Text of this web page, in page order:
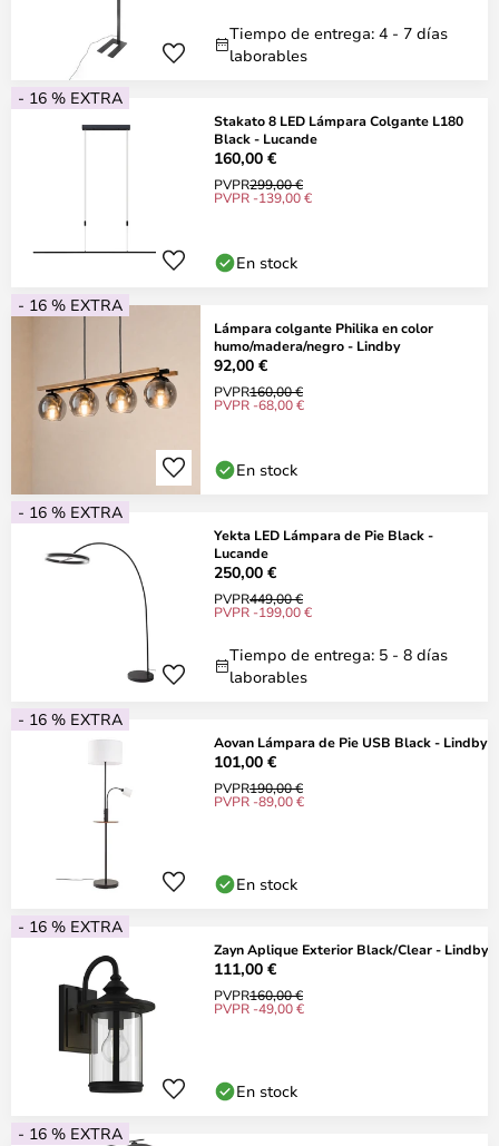
Tiempo de entrega: 4 - 7 días
laborables
- 16 % EXTRA
Stakato 8 LED Lámpara Colgante L180
Black - Lucande
160,00 €
PVPR299,00 €
PVPR -139,00 €
En stock
- 16 % EXTRA
Lámpara colgante Philika en color
humo/madera/negro - Lindby
92,00 €
PVPR160,00 €
PVPR -68,00 €
En stock
- 16 % EXTRA
Yekta LED Lámpara de Pie Black -
Lucande
250,00 €
PVPR449,00 €
PVPR -199,00 €
Tiempo de entrega: 5 - 8 días
laborables
- 16 % EXTRA
Aovan Lámpara de Pie USB Black - Lindby
101,00 €
PVPR190,00 €
PVPR -89,00 €
En stock
- 16 % EXTRA
Zayn Aplique Exterior Black/Clear - Lindby
111,00 €
PVPR160,00 €
PVPR -49,00 €
En stock
- 16 % EXTRA